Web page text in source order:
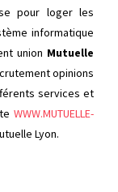
pour loger les
informatique
union Mutuelle
opinions
services et
WWW.MUTUELLE-
Lyon.